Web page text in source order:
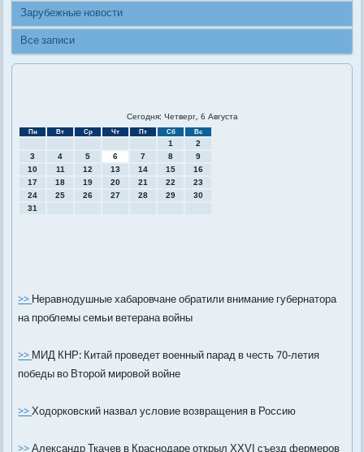
Зарубежные новости
Все записи
Сегодня: Четверг, 6 Августа
Пн Вт Ср Чт Пт Сб Вс
1
2
3
4 5 6 7 8
9
10
11 12 13 14 15
16
17
18 19 20 21 22
23
24
25 26 27 28 29
30
31
>>Неравнодушные хабаровчане обратили внимание губернатора
на проблемы семьи ветерана войны
>>МИД КНР: Китай проведет военный парад в честь 70-летия
победы во Второй мировой войне
>>Ходорковский назвал условие возвращения в Россию